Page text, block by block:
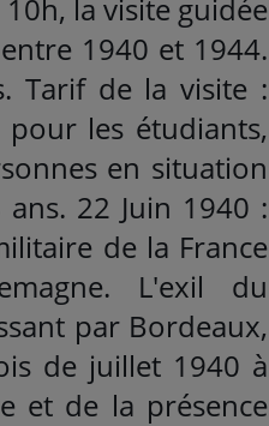
la visite guidée
1940 et 1944.
Tarif de la visite :
les étudiants,
en situation
22 Juin 1940 :
de la France
L'exil du
par Bordeaux,
de juillet 1940 à
et de la présence